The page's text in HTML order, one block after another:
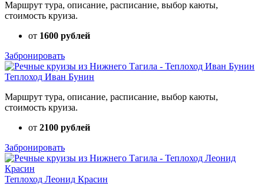
Маршрут тура, описание, расписание, выбор каюты,
стоимость круиза.
от 1600 рублей
Забронировать
Теплоход Иван Бунин
Маршрут тура, описание, расписание, выбор каюты,
стоимость круиза.
от 2100 рублей
Забронировать
Теплоход Леонид Красин